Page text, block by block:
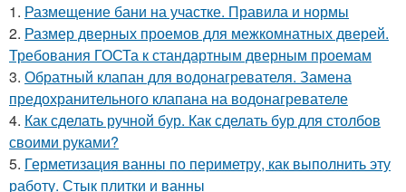
1. Размещение бани на участке. Правила и нормы
2. Размер дверных проемов для межкомнатных дверей.
Требования ГОСТа к стандартным дверным проемам
3. Обратный клапан для водонагревателя. Замена
предохранительного клапана на водонагревателе
4. Как сделать ручной бур. Как сделать бур для столбов
своими руками?
5. Герметизация ванны по периметру, как выполнить эту
работу. Стык плитки и ванны